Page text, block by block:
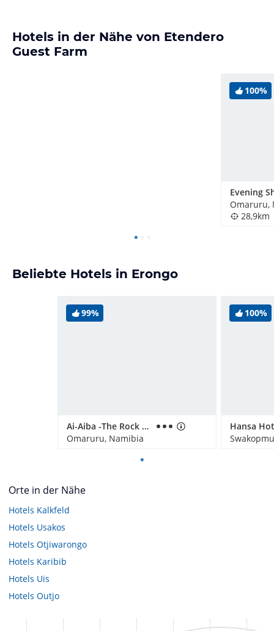
Hotels in der Nähe von Etendero
Guest Farm
100%
Evening
Omaruru,
28,9km
Beliebte Hotels in Erongo
99%
Ai-Aiba -The Rock Painting Lodge
Omaruru, Namibia
100%
Hansa
Orte in der Nähe
Hotels Kalkfeld
Hotels Usakos
Hotels Otjiwarongo
Hotels Karibib
Hotels Uis
Hotels Outjo